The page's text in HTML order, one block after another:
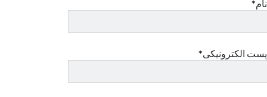
نام*
پست الکترونیکی*